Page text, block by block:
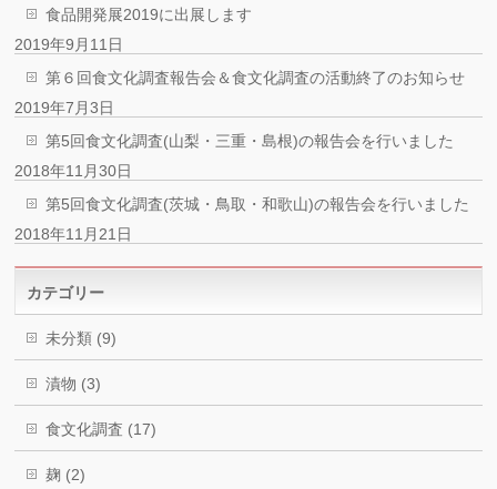
食品開発展2019に出展します
2019年9月11日
第６回食文化調査報告会＆食文化調査の活動終了のお知らせ
2019年7月3日
第5回食文化調査(山梨・三重・島根)の報告会を行いました
2018年11月30日
第5回食文化調査(茨城・鳥取・和歌山)の報告会を行いました
2018年11月21日
カテゴリー
未分類 (9)
漬物 (3)
食文化調査 (17)
麹 (2)